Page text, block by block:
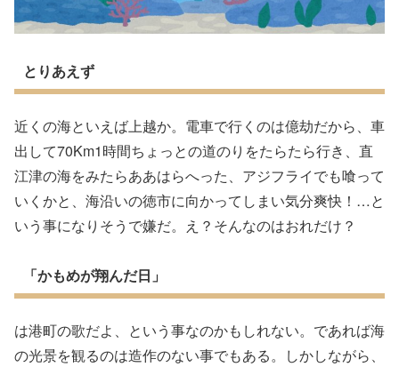
とりあえず
近くの海といえば上越か。電車で行くのは億劫だから、車
出して70Km1時間ちょっとの道のりをたらたら行き、直
江津の海をみたらああはらへった、アジフライでも喰って
いくかと、海沿いの徳市に向かってしまい気分爽快！…と
いう事になりそうで嫌だ。え？そんなのはおれだけ？
「かもめが翔んだ日」
は港町の歌だよ、という事なのかもしれない。であれば海
の光景を観るのは造作のない事でもある。しかしながら、